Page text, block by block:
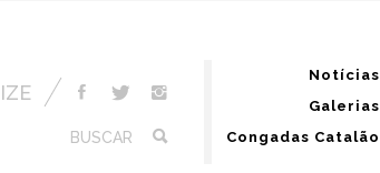
BUSCAR
Notícias
Galerias
Congadas Catalão